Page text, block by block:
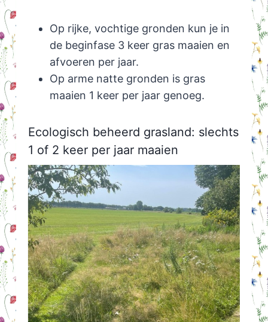
Op rijke, vochtige gronden kun je in
de beginfase 3 keer gras maaien en
afvoeren per jaar.
Op arme natte gronden is gras
maaien 1 keer per jaar genoeg.
Ecologisch beheerd grasland: slechts
1 of 2 keer per jaar maaien